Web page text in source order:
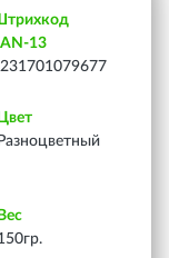
13
Цвет
Разноцветный
Вес